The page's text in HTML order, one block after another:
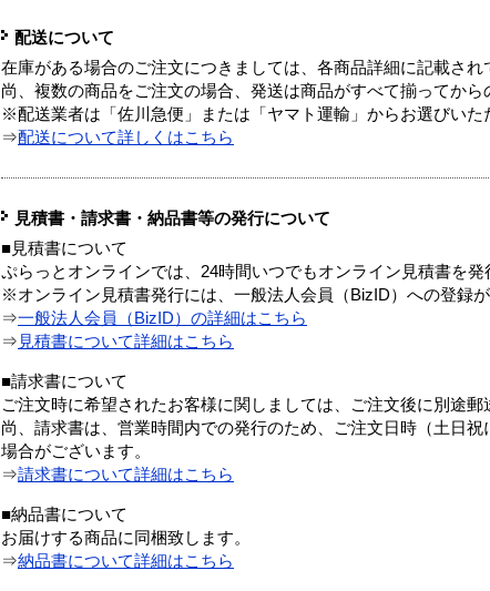
配送について
在庫がある場合のご注文につきましては、各商品詳細に記載され
尚、複数の商品をご注文の場合、発送は商品がすべて揃ってから
※配送業者は「佐川急便」または「ヤマト運輸」からお選びいた
⇒配送について詳しくはこちら
見積書・請求書・納品書等の発行について
■見積書について
ぷらっとオンラインでは、24時間いつでもオンライン見積書を発
※オンライン見積書発行には、一般法人会員（BizID）への登録が
⇒一般法人会員（BizID）の詳細はこちら
⇒ 見積書について詳細はこちら
■請求書について
ご注文時に希望されたお客様に関しましては、ご注文後に別途郵
尚、請求書は、営業時間内での発行のため、ご注文日時（土日
場合がございます。
⇒請求書について詳細はこちら
■納品書について
お届けする商品に同梱致します。
⇒納品書について詳細はこちら